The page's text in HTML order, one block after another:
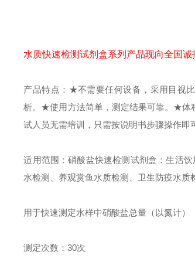
水质快速检测试剂盒系列产品现向全国
产品特点： ★不需要任何设备，采用目视
析。 ★使用方法简单，测定结果可靠。 ★体
试人员无需培训，只需按说明书步骤操作即
适用范围：硝酸盐快速检测试剂盒：生活
水检测、养观赏鱼水质检测、卫生防疫水质
用于快速测定水样中硝酸盐总量（以氮计）
测定次数：30次